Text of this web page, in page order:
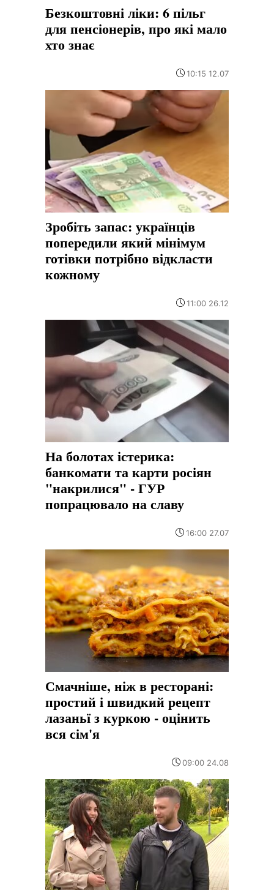
Безкоштовні ліки: 6 пільг
для пенсіонерів, про які мало
хто знає
10:15 12.07
Зробіть запас: українців
попередили який мінімум
готівки потрібно відкласти
кожному
11:00 26.12
На болотах істерика:
банкомати та карти росіян
"накрилися" - ГУР
попрацювало на славу
16:00 27.07
Смачніше, ніж в ресторані:
простий і швидкий рецепт
лазаньї з куркою - оцінить
вся сім'я
09:00 24.08